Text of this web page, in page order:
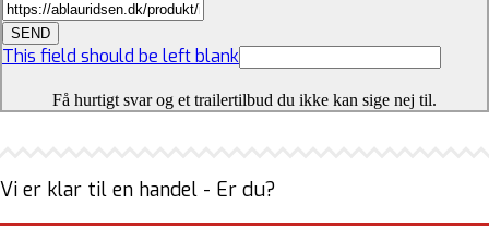
SEND
This field should be left blank
Få hurtigt svar og et trailertilbud du ikke kan sige nej til.
Vi er klar til en handel - Er du?